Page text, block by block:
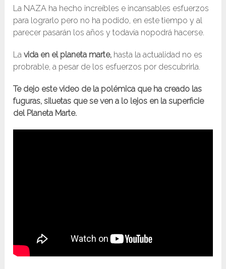
La NAZA ha hecho increíbles e incansables esfuerzos
para lograrlo pero no ha podido, en este tiempo y al
parecer pasarán los años y todavía nopodrá hacerse.
Lavida en el planeta marte, hasta la actualidad no es
probrable, a pesar de los esfuerzos por descubrirla.
Te dejo este video de la polémica que ha creado las
fuguras, siluetas que se ven a lo lejos en la superficie
del Planeta Marte.